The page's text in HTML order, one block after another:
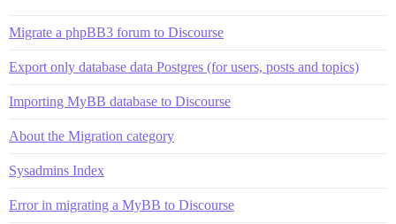
Migrate a phpBB3 forum to Discourse
Export only database data Postgres (for users, posts and topics)
Importing MyBB database to Discourse
About the Migration category
Sysadmins Index
Error in migrating a MyBB to Discourse